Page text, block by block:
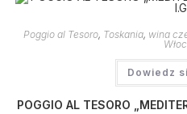
Poggio al Tesoro, Toskania, wina
Dowiedz
POGGIO AL TESORO